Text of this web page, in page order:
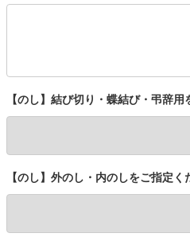
【のし】結び切り・蝶結び・弔辞
【のし】外のし・内のしをご指定く